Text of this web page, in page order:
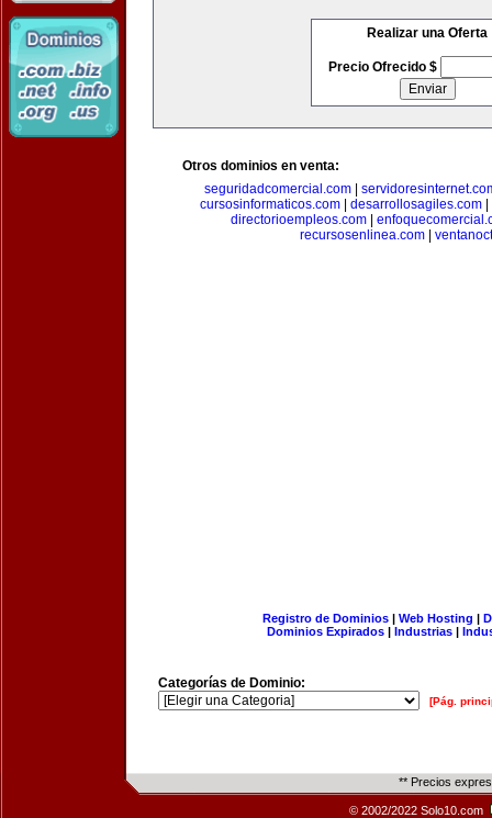
Realizar una Oferta
Precio Ofrecido $
Otros dominios en venta:
seguridadcomercial.com|
cursosinformaticos.com
desarrollosagiles.com
directorioempleos.com
recursosenlinea.com|
Registro de Dominios| Web Hosting |
Dominios Expirados | Industrias |
Categorías de Dominio:
[Pág.
** Precios
© 2002/2022 Solo10.com